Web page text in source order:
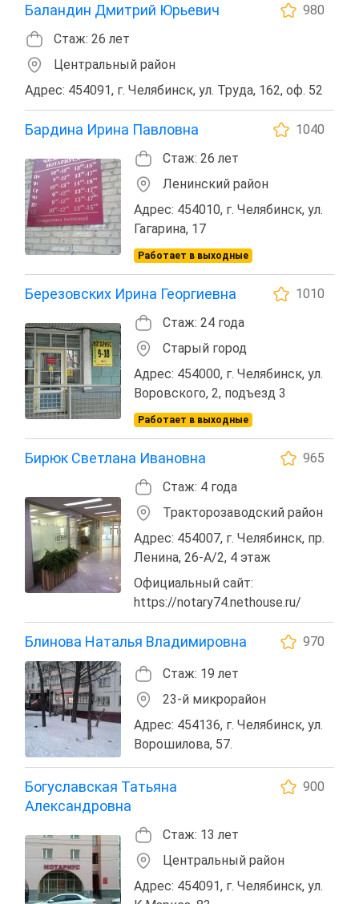
Баландин Дмитрий Юрьевич
980
Стаж: 26 лет
Центральный район
Адрес: 454091, г. Челябинск, ул. Труда, 162, оф. 52
Бардина Ирина Павловна
1040
Стаж: 26 лет
Ленинский район
Адрес: 454010, г. Челябинск, ул.
Гагарина, 17
Работает в выходные
Березовских Ирина Георгиевна
1010
Стаж: 24 года
Старый город
Адрес: 454000, г. Челябинск, ул.
Воровского, 2, подъезд 3
Работает в выходные
Бирюк Светлана Ивановна
965
Стаж: 4 года
Тракторозаводский район
Адрес: 454007, г. Челябинск, пр.
Ленина, 26-А/2, 4 этаж
Официальный сайт:
https://notary74.nethouse.ru/
Блинова Наталья Владимировна 970
Стаж: 19 лет
23-й микрорайон
Адрес: 454136, г. Челябинск, ул.
Ворошилова, 57.
Богуславская Татьяна
Александровна
900
Стаж: 13 лет
Центральный район
Адрес: 454091, г. Челябинск, ул.